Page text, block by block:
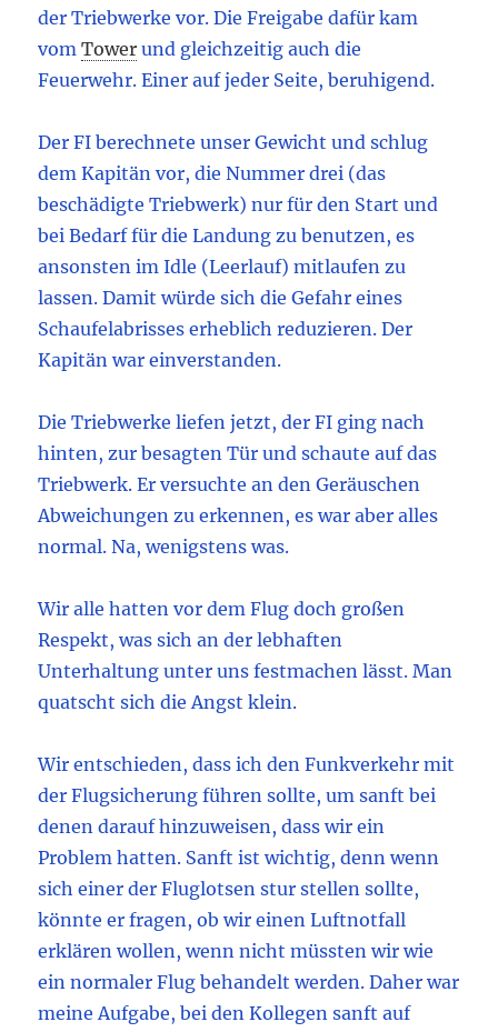
der Triebwerke vor. Die Freigabe dafür kam
vom Tower und gleichzeitig auch die
Feuerwehr. Einer auf jeder Seite, beruhigend.
Der FI berechnete unser Gewicht und schlug
dem Kapitän vor, die Nummer drei (das
beschädigte Triebwerk) nur für den Start und
bei Bedarf für die Landung zu benutzen, es
ansonsten im Idle (Leerlauf) mitlaufen zu
lassen. Damit würde sich die Gefahr eines
Schaufelabrisses erheblich reduzieren. Der
Kapitän war einverstanden.
Die Triebwerke liefen jetzt, der FI ging nach
hinten, zur besagten Tür und schaute auf das
Triebwerk. Er versuchte an den Geräuschen
Abweichungen zu erkennen, es war aber alles
normal. Na, wenigstens was.
Wir alle hatten vor dem Flug doch großen
Respekt, was sich an der lebhaften
Unterhaltung unter uns festmachen lässt. Man
quatscht sich die Angst klein.
Wir entschieden, dass ich den Funkverkehr mit
der Flugsicherung führen sollte, um sanft bei
denen darauf hinzuweisen, dass wir ein
Problem hatten. Sanft ist wichtig, denn wenn
sich einer der Fluglotsen stur stellen sollte,
könnte er fragen, ob wir einen Luftnotfall
erklären wollen, wenn nicht müssten wir wie
ein normaler Flug behandelt werden. Daher war
meine Aufgabe, bei den Kollegen sanft auf